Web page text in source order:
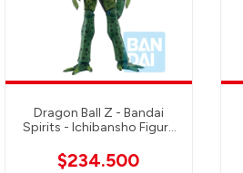
Dragon Ball Z - Bandai
Spirits - Ichibansho Figure
$234.500